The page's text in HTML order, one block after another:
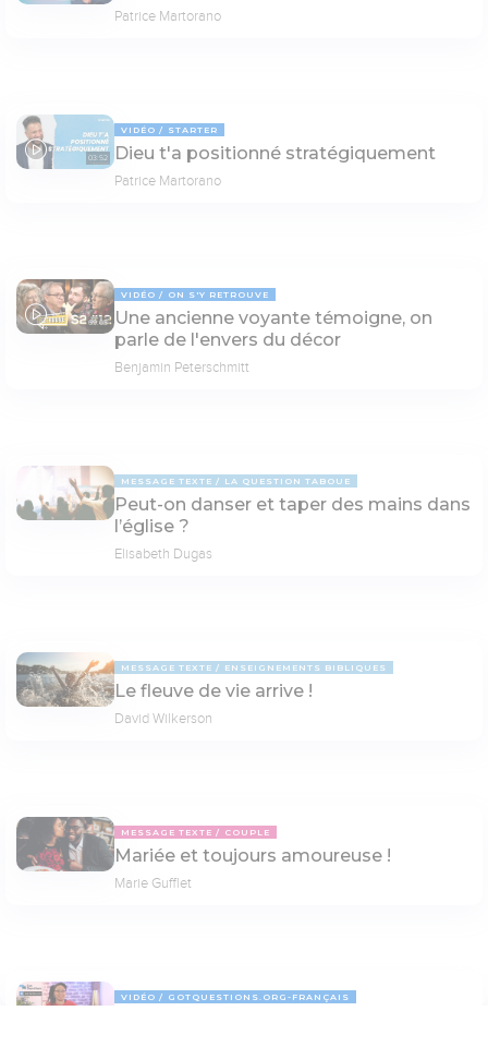
Patrice Martorano
03:52
VIDÉO STARTER
Dieu t'a positionné stratégiquement
Patrice Martorano
69:03
VIDÉO ON S'Y RETROUVE
Une ancienne voyante témoigne, on
parle de l'envers du décor
Benjamin Peterschmitt
MESSAGE TEXTE LA QUESTION TABOUE
Peut-on danser et taper des mains dans
l’église ?
Elisabeth Dugas
MESSAGE TEXTE ENSEIGNEMENTS BIBLIQUES
Le fleuve de vie arrive !
David Wilkerson
MESSAGE TEXTE COUPLE
Mariée et toujours amoureuse !
Marie Gufflet
VIDÉO GOTQUESTIONS.ORG-FRANÇAIS